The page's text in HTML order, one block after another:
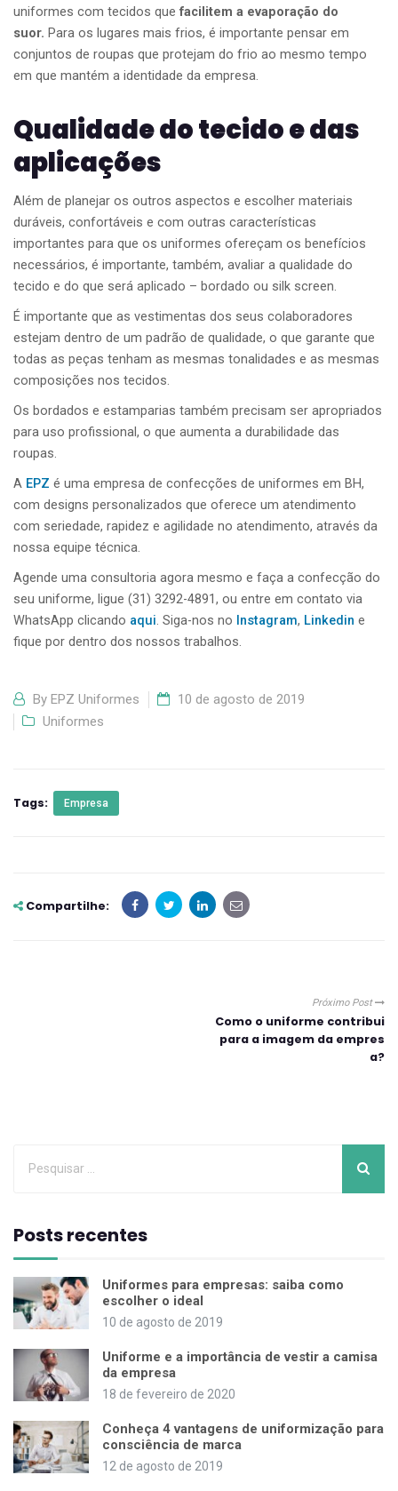
uniformes com tecidos que facilitem a evaporação do
suor. Para os lugares mais frios, é importante pensar em
conjuntos de roupas que protejam do frio ao mesmo tempo
em que mantém a identidade da empresa.
Qualidade do tecido e das
aplicações
Além de planejar os outros aspectos e escolher materiais
duráveis, confortáveis e com outras características
importantes para que os uniformes ofereçam os benefícios
necessários, é importante, também, avaliar a qualidade do
tecido e do que será aplicado – bordado ou silk screen.
É importante que as vestimentas dos seus colaboradores
estejam dentro de um padrão de qualidade, o que garante que
todas as peças tenham as mesmas tonalidades e as mesmas
composições nos tecidos.
Os bordados e estamparias também precisam ser apropriados
para uso profissional, o que aumenta a durabilidade das
roupas.
A EPZ é uma empresa de confecções de uniformes em BH,
com designs personalizados que oferece um atendimento
com seriedade, rapidez e agilidade no atendimento, através da
nossa equipe técnica.
Agende uma consultoria agora mesmo e faça a confecção do
seu uniforme, ligue (31) 3292-4891, ou entre em contato via
WhatsApp clicando aqui. Siga-nos no Instagram, Linkedin e
fique por dentro dos nossos trabalhos.
By EPZ Uniformes
10 de agosto de 2019
Uniformes
Tags: Empresa
Compartilhe:
Próximo Post
Como o uniforme contribui
para a imagem da empres
a?
Posts recentes
Uniformes para empresas: saiba como
escolher o ideal
10 de agosto de 2019
Uniforme e a importância de vestir a camisa
da empresa
18 de fevereiro de 2020
Conheça 4 vantagens de uniformização para
consciência de marca
12 de agosto de 2019